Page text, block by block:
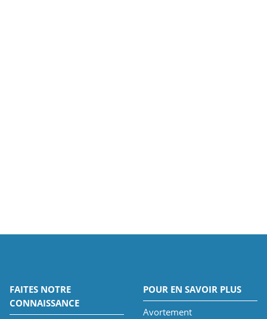
FAITES NOTRE
CONNAISSANCE
POUR EN SAVOIR PLUS
Avortement